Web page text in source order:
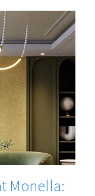
Monella: